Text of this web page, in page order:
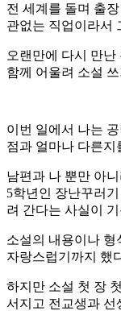
전 세계를 돌며 출
관없는 직업이라서
오랜만에 다시 만
함께 어울려 소설
이번 일에서 나는
점과 얼마나 다른지
남편과 나 뿐만 아
5학년인 장난꾸러
려 간다는 사실이
소설의 내용이나 형
자랑스럽기까지 했
하지만 소설 첫 장
서지고 전교생과 선